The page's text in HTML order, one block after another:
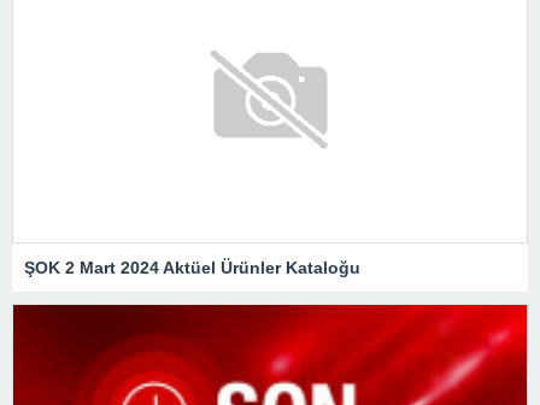
ŞOK 2 Mart 2024 Aktüel Ürünler Kataloğu